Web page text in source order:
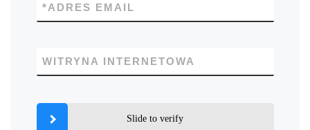
ADRES EMAIL
*
WITRYNA INTERNETOWA
Slide to verify